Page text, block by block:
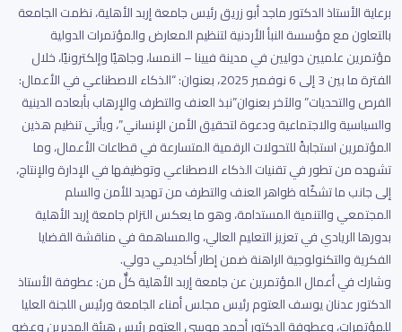
برعاية الأستاذ الدكتور ماجد أبو زريق رئيس جامعة إربد الأهلية، نظمت الجامعة
بالتعاون مع مؤسسة النبأ الأردنية لتنظيم المعارض والمؤتمرات الدولية
مؤتمرين علميين دوليين في مدينة فيينا – النمسا، وجاهيًا وإلكترونيًا، خلال
الفترة ما بين 3 إلى 6 نوفمبر 2025، بعنوان: “الذكاء الاصطناعي في الأعمال:
الفرص والتحديات” والآخر بعنوان”نبذ العنف والتطرف والإرهاب بأبعاده الدينية
والسياسية والاجتماعية ودعوة لتحقيق الأمن الإنساني”، ويأتي تنظيم هذين
المؤتمرين استجابةً للتحولات الرقمية المتسارعة في قطاعات الأعمال، وما
تشهده من تطور في تقنيات الذكاء الاصطناعي وتوظيفها في الإدارة والإنتاج،
إلى جانب ما تشكّله ظواهر العنف والتطرف من تهديد للأمن والسلم
المجتمعي والتنمية المستدامة، وهو ما يعكس التزام جامعة إربد الأهلية
بدورها الريادي في تعزيز التعليم العالي، والمساهمة في مناقشة القضايا
الفكرية والتكنولوجية الراهنة ضمن إطار أكاديمي دولي.
وشارك في أعمال المؤتمرين عن جامعة إربد الأهلية كلٌّ من: عطوفة الأستاذ
الدكتور عدنان يوسف العتوم رئيس مجلس أمناء الجامعة ورئيس اللجنة العليا
للمؤتمرات، وعطوفة الدكتور أحمد موسى العتوم رئيس هيئة المديرين وعضو